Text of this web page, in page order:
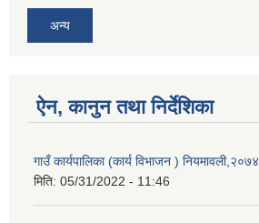
अन्य
ऐन, कानुन तथा निर्देशिका
गाउँ कार्यपालिका (कार्य विभाजन ) नियमावली,२०७४
मिति: 05/31/2022 - 11:46